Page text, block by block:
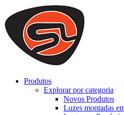
We use cookies to ensure that we
on our website. By continuing to
that cookies are used to help us
to offer you a better experience. To
you can disable cookies, you can
Produtos
Explorar por categoria
Novos Produtos
Luzes montadas